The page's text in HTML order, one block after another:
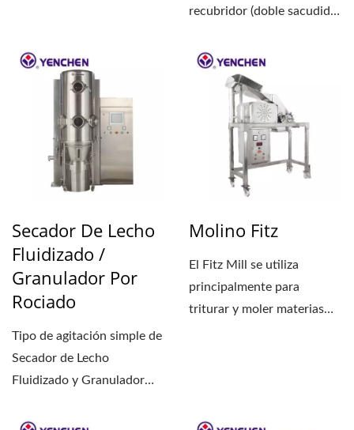
recubridor (doble sacudida)
multifuncional...
Secador De Lecho
Fluidizado /
Granulador Por
Rociado
Tipo de agitación simple de
Secador de Lecho
Fluidizado y Granulador
Molino Fitz
El Fitz Mill se utiliza
principalmente para
triturar y moler materias